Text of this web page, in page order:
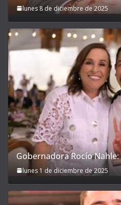
lunes 8 de diciembre de 2025
Gobernadora Rocío
lunes 1 de diciembre de 2025